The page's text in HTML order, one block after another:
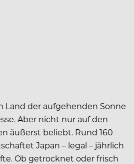
Land der aufgehenden Sonne
Aber nicht nur auf den
äußerst beliebt. Rund 160
Japan – legal – jährlich
Ob getrocknet oder frisch